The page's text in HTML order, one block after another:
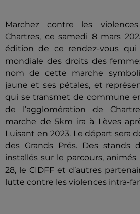
Marchez contre les
Chartres, ce samedi 8 mars
édition de ce rendez-vous
mondiale des droits des
nom de cette marche
jaune et ses pétales, et
qui se transmet de commune
de l’agglomération de
marche de 5km ira à Lèves
Luisant en 2023. Le départ sera
des Grands Prés. Des stands
installés sur le parcours,
28, le CIDFF et d’autres
lutte contre les violences intra-